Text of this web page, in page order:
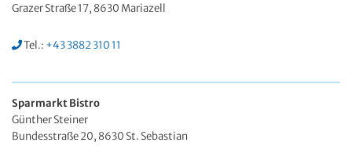
Grazer Straße 17, 8630 Mariazell
Tel.: +43 3882 310 11
Sparmarkt Bistro
Günther Steiner
Bundesstraße 20, 8630 St. Sebastian